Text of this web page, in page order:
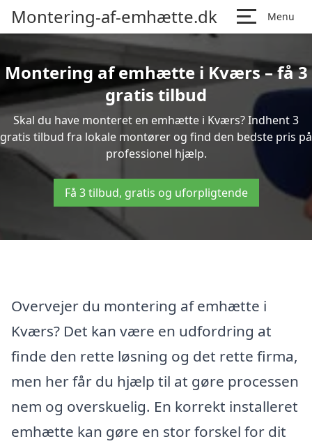
Montering-af-emhætte.dk Menu
Montering af emhætte i Kværs – få 3
gratis tilbud
Skal du have monteret en emhætte i Kværs? Indhent 3
gratis tilbud fra lokale montører og find den bedste pris på
professionel hjælp.
Få 3 tilbud, gratis og uforpligtende
Overvejer du montering af emhætte i
Kværs? Det kan være en udfordring at
finde den rette løsning og det rette firma,
men her får du hjælp til at gøre processen
nem og overskuelig. En korrekt installeret
emhætte kan gøre en stor forskel for dit